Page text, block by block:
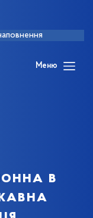
Меню
в